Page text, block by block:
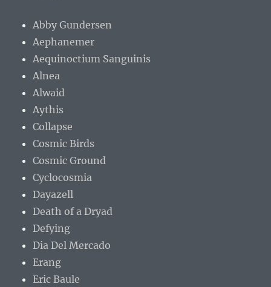
Abby Gundersen
Aephanemer
Aequinoctium Sanguinis
Alnea
Alwaid
Aythis
Collapse
Cosmic Birds
Cosmic Ground
Cyclocosmia
Dayazell
Death of a Dryad
Defying
Dia Del Mercado
Erang
Eric Baule